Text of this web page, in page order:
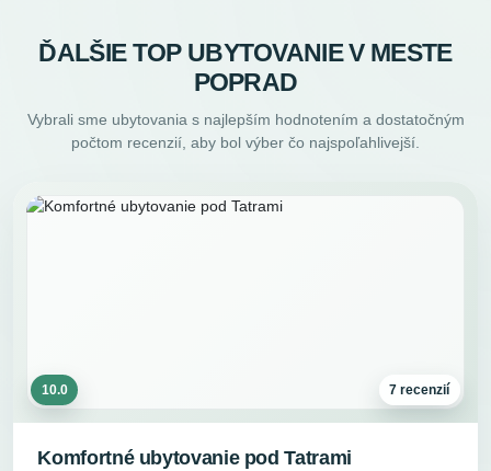
ĎALŠIE TOP UBYTOVANIE V MESTE
POPRAD
Vybrali sme ubytovania s najlepším hodnotením a dostatočným
počtom recenzií, aby bol výber čo najspoľahlivejší.
10.0 7 recenzií
Komfortné ubytovanie pod Tatrami